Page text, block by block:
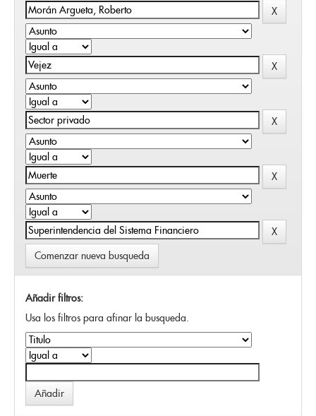
Comenzar nueva busqueda
Añadir filtros:
Usa los filtros para afinar la busqueda.